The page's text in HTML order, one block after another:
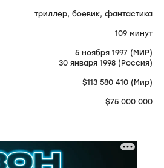
триллер, боевик, фантастика
109 минут
5 ноября 1997 (МИР)
30 января 1998 (Россия)
$113 580 410 (Мир)
$75 000 000